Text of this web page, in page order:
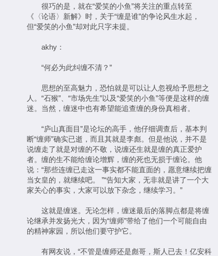
很巧的是，就在“爱笑的小鱼”将关注的重点转至
《〈论语〉新解》时，关于“缠是谁”的争论风生水起，
但“爱笑的小鱼”却对此只字未提。
akhy：
“何必为此纠缠不清？”
思想的至高魅力，恐怕就是可以让人忽视给予思想之
人。“石猴”、“市场先生”以及“爱笑的小鱼”等便是这样的缠
迷。当然，缠迷中也有希望能追查缠的身份真相者。
“庐山真面目”是论坛的高手，他仔细调查后，基本判
断“缠师”确实已逝，而且其就是李彪。但是他说，并不是
说缠走了就是对缠的不敬，说缠还生就是缠的真正爱护
者。缠的生不能给缠论增辉，缠的死也无损于缠论。他
说：“那些连缠已走这一事实都不能直面的，愿意继续把缠
当女皇的，就继续吧。 ”“告知大家，无非就是讲了一个大
家关心的事实，大家可以放下杂念，继续学习。”
这就是缠迷。无论怎样，缠迷最后的落脚点都是将缠
论继承并发扬光大，因为“缠师”带给了他们一个可能自由
的精神家园，所以他们要守护它。
有网友说，“不管是缠师还是彪哥，斯人已去！亿安科